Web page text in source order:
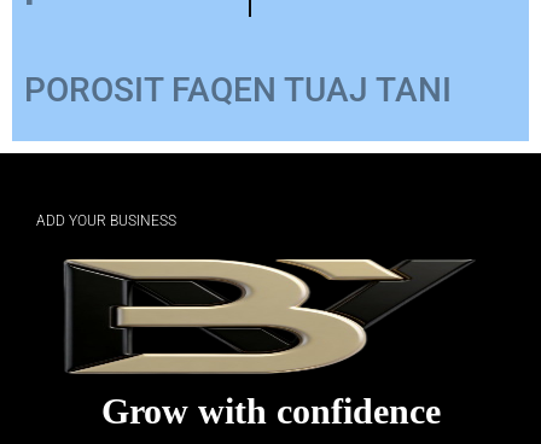
POROSIT FAQEN TUAJ TANI
ADD YOUR BUSINESS
Grow with confidence